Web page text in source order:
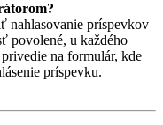
nahlasovanie príspevkov
povolené, u každého
na formulár, kde
príspevku.